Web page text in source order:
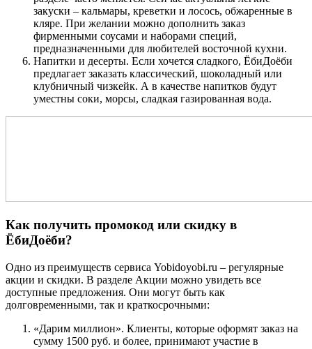
закуски – кальмары, креветки и лосось, обжаренные в
кляре. При желании можно дополнить заказ
фирменными соусами и наборами специй,
предназначенными для любителей восточной кухни.
Напитки и десерты. Если хочется сладкого, ЁбиДоёби
предлагает заказать классический, шоколадный или
клубничный чизкейк. А в качестве напитков будут
уместны соки, морсы, сладкая газированная вода.
Как получить промокод или скидку в
ЁбиДоёби?
Одно из преимуществ сервиса Yobidoyobi.ru – регулярные
акции и скидки. В разделе Акции можно увидеть все
доступные предложения. Они могут быть как
долговременными, так и краткосрочными:
«Дарим миллион». Клиенты, которые оформят заказ на
сумму 1500 руб. и более, принимают участие в